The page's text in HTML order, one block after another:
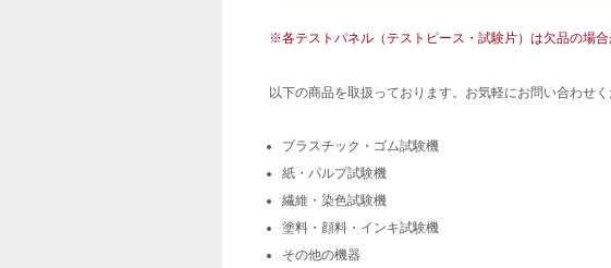
※各テストパネル（テストピース・試験片）は欠品の場
以下の商品を取扱っております。お気軽にお問い合わせく
プラスチック・ゴム試験機
紙・パルプ試験機
繊維・染色試験機
塗料・顔料・インキ試験機
その他の機器